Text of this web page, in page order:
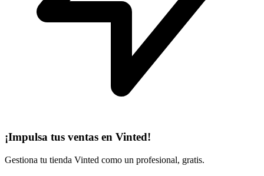
¡Impulsa tus ventas en Vinted!
Gestiona tu tienda Vinted como un profesional, gratis.